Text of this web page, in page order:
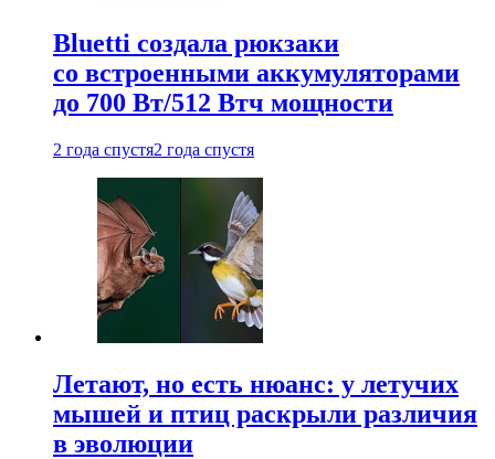
Bluetti создала рюкзаки
со встроенными аккумуляторами
до 700 Вт/512 Втч мощности
2 года спустя2 года спустя
Летают, но есть нюанс: у летучих
мышей и птиц раскрыли различия
в эволюции